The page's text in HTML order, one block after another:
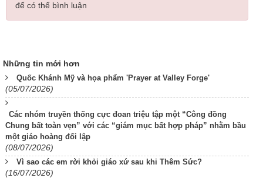
để có thể bình luận
Những tin mới hơn
Quốc Khánh Mỹ và họa phẩm 'Prayer at Valley Forge'
(05/07/2026)
Các nhóm truyền thống cực đoan triệu tập một “Công đồng
Chung bất toàn vẹn” với các “giám mục bất hợp pháp” nhằm bầu
một giáo hoàng đối lập
(08/07/2026)
Vì sao các em rời khỏi giáo xứ sau khi Thêm Sức?
(16/07/2026)